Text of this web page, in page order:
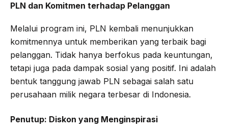
PLN dan Komitmen terhadap Pelanggan
Melalui program ini, PLN kembali menunjukkan
komitmennya untuk memberikan yang terbaik bagi
pelanggan. Tidak hanya berfokus pada keuntungan,
tetapi juga pada dampak sosial yang positif. Ini adalah
bentuk tanggung jawab PLN sebagai salah satu
perusahaan milik negara terbesar di Indonesia.
Penutup: Diskon yang Menginspirasi